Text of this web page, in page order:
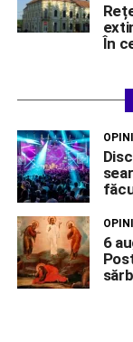
În
6